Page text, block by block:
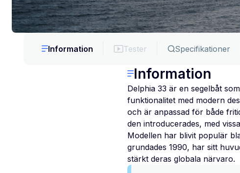
Information Tester Specifikationer
Information
Delphia 33 är en segelbåt
funktionalitet med modern
och är anpassad för både
den introducerades, med
Modellen har blivit populär
grundades 1990, har sitt
stärkt deras globala närvaro.